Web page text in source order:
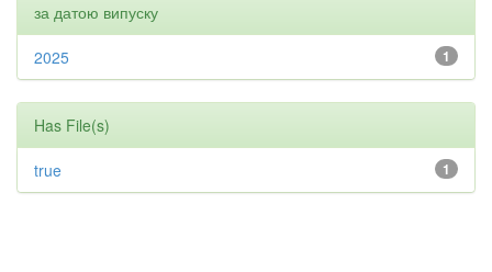
за датою випуску
1
2025
Has File(s)
1
true